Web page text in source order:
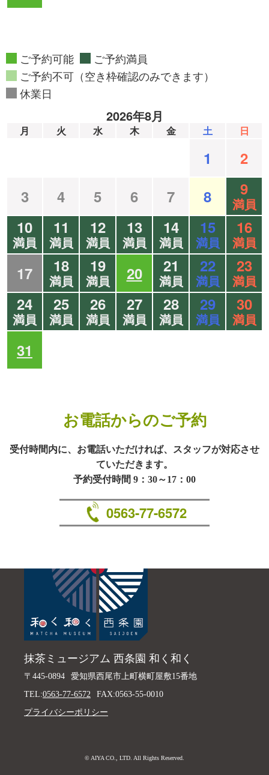
ご予約可能
ご予約満員
ご予約不可（空き枠確認のみできます）
休業日
2026年8月
月 火 水 木 金 土 日
1
2
3
4 5 6 7 8 9
満員
10
満員
11
満員
12
満員
13
満員
14
満員
15
満員
16
満員
17 18
満員
19
満員 20 21
満員
22
満員
23
満員
24
満員
25
満員
26
満員
27
満員
28
満員
29
満員
30
満員
31
お電話からのご予約
受付時間内に、お電話いただければ、スタッフが対応させ
ていただきます。
予約受付時間 9：30～17：00
0563-77-6572
抹茶ミュージアム 西条園 和く和く
〒445-0894
愛知県西尾市上町横町屋敷15番地
TEL:0563-77-6572
FAX:0563-55-0010
プライバシーポリシー
© AIYA CO., LTD. All Rights Reserved.